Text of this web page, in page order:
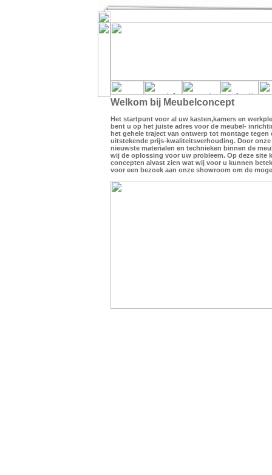
Welkom bij Meubelconcept
Het startpunt voor al uw kasten,kamers en
bent u op het juiste adres voor de meubel-
het gehele traject van ontwerp tot montage tegen
uitstekende prijs-kwaliteitsverhouding. Door
nieuwste materialen en technieken binnen de
wij de oplossing voor uw probleem. Op deze site
concepten alvast zien wat wij voor u kunnen
voor een bezoek aan onze showroom om de